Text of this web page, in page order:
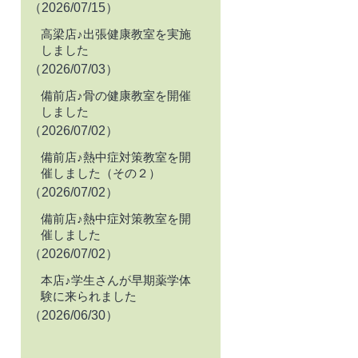
（2026/07/15）
高梁店♪出張健康教室を実施
しました
（2026/07/03）
備前店♪骨の健康教室を開催
しました
（2026/07/02）
備前店♪熱中症対策教室を開
催しました（その２）
（2026/07/02）
備前店♪熱中症対策教室を開
催しました
（2026/07/02）
本店♪学生さんが早期薬学体
験に来られました
（2026/06/30）